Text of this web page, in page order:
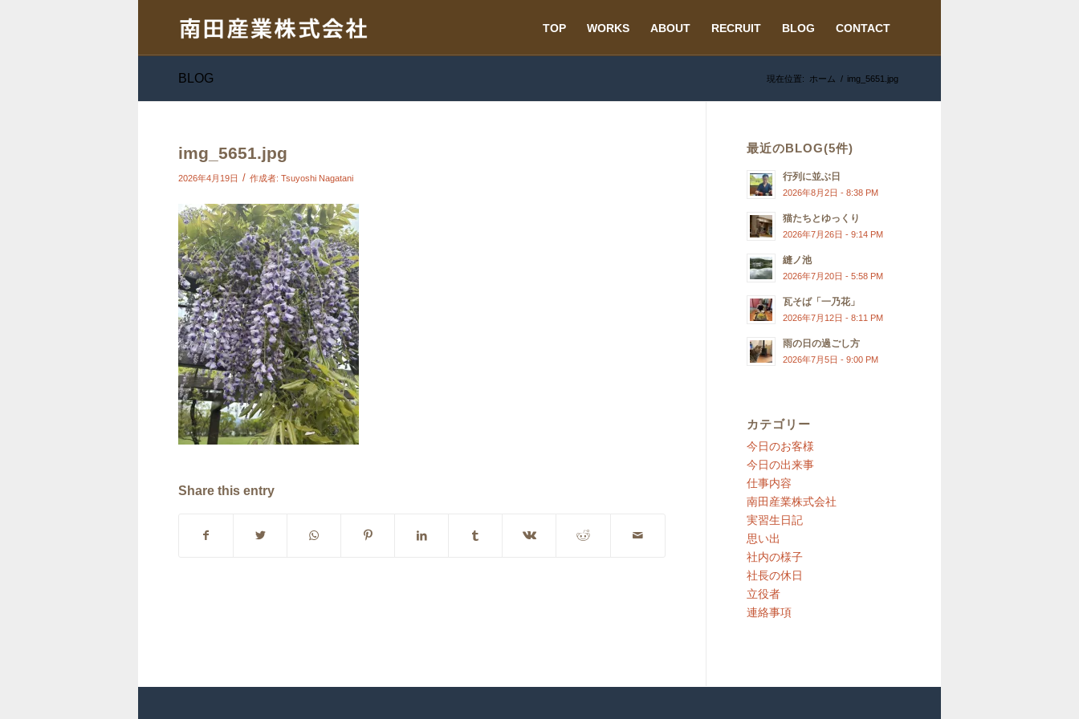
TOP WORKS ABOUT RECRUIT BLOG CONTACT
BLOG 現在位置: ホーム / img_5651.jpg
img_5651.jpg
2026年4月19日 / 作成者: Tsuyoshi Nagatani
Share this entry
最近のBLOG(5件)
行列に並ぶ日
2026年8月2日 - 8:38 PM
猫たちとゆっくり
2026年7月26日 - 9:14 PM
縫ノ池
2026年7月20日 - 5:58 PM
瓦そば「一乃花」
2026年7月12日 - 8:11 PM
雨の日の過ごし方
2026年7月5日 - 9:00 PM
カテゴリー
今日のお客様
今日の出来事
仕事内容
南田産業株式会社
実習生日記
思い出
社内の様子
社長の休日
立役者
連絡事項